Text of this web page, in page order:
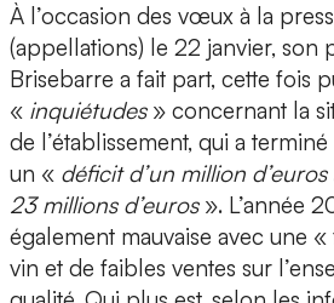
À l’occasion des vœux à la
(appellations) le 22 janvier, son
Brisebarre a fait part, cette fois
« inquiétudes» concernant la
de l’établissement, qui a
un « déficit d’un million
23 millions d’euros». L’année
également mauvaise avec une
vin et de faibles ventes sur